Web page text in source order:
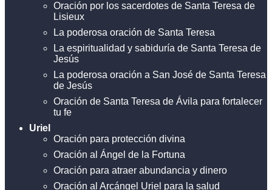
Oración por los sacerdotes de Santa Teresa de
Lisieux
La poderosa oración de Santa Teresa
La espiritualidad y sabiduría de Santa Teresa de
Jesús
La poderosa oración a San José de Santa Teresa
de Jesús
Oración de Santa Teresa de Ávila para fortalecer
tu fe
Uriel
Oración para protección divina
Oración al Ángel de la Fortuna
Oración para atraer abundancia y dinero
Oración al Arcángel Uriel para la salud